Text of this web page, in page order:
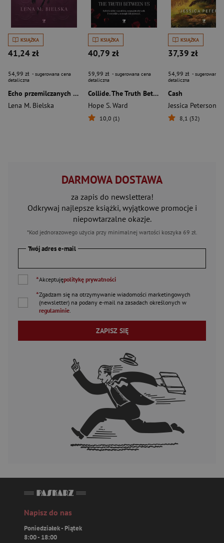
KSIĄŻKA
41,24 zł
54,99 zł - sugerowana cena
detaliczna
Echo przemilczanych słów
Lena M. Bielska
KSIĄŻKA
40,79 zł
59,99 zł - sugerowana cena
detaliczna
Collide. The Truth Between Us
Hope S. Ward
10,0 (1)
KSIĄŻKA
37,39 zł
54,99 zł - sugerowana
detaliczna
Cash
Jessica Peterson
8,1 (32)
DARMOWA DOSTAWA
za zapis do newslettera!
Odkrywaj najlepsze książki, wyjątkowe promocje i
niepowtarzalne okazje.
*Kod jednorazowego użycia przy minimalnej wartości koszyka 69 zł.
Twój adres e-mail
*Akceptujępolitykę prywatności
*Zgadzam się na otrzymywanie wiadomości marketingowych
(newsletter) na podany e-mail na zasadach określonych w
regulaminie.
ZAPISZ SIĘ
Napisz do nas
Poniedziałek - Piątek
8:00 - 18:00